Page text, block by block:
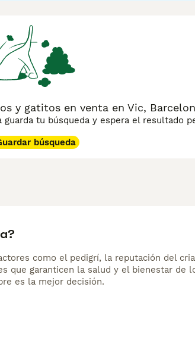
y gatitos en venta en Vic,
guarda tu búsqueda y espera el resultado
búsqueda
como el pedigrí, la reputación del
que garanticen la salud y el bienestar de
es la mejor decisión.